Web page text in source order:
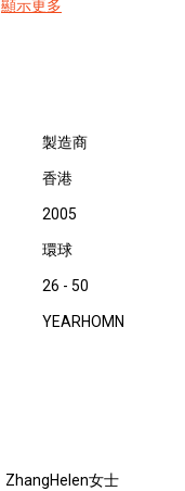
顯示更多
製造商
香港
2005
環球
26 - 50
YEARHOMN
ZhangHelen女士